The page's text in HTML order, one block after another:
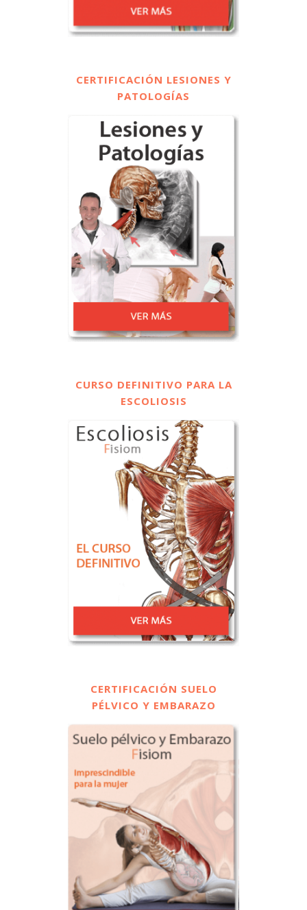
CERTIFICACIÓN LESIONES Y
PATOLOGÍAS
CURSO DEFINITIVO PARA LA
ESCOLIOSIS
CERTIFICACIÓN SUELO
PÉLVICO Y EMBARAZO